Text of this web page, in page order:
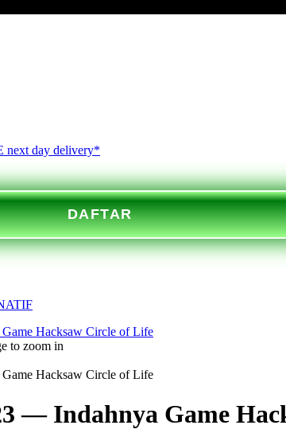
next day delivery*
DAFTAR
to zoom in
— Indahnya Game